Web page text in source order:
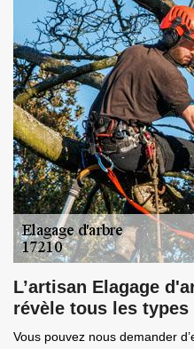
L’artisan Elagage
révèle tous les
Vous pouvez nous demander